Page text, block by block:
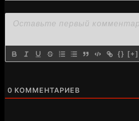
{} [+]
0 КОММЕНТАРИЕВ